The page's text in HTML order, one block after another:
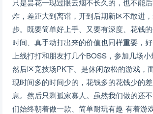
只是昙花一现过眼云烟不长久的，也不能
炸，差距大到离谱，开到后期新区不敢进
步。既要简单好上手、又要有深度、花钱
时间、真手动打出来的价值也同样重要，
上线打打和朋友打几个BOSS，参加几场小
然后区竞技场PK下。是休闲放松的游戏，
现时间多的时间少的，花钱多的花钱少的
息。然后只剩孤家寡人。虽然我们做的还
们始终朝着做一款、简单耐玩有趣 有着游